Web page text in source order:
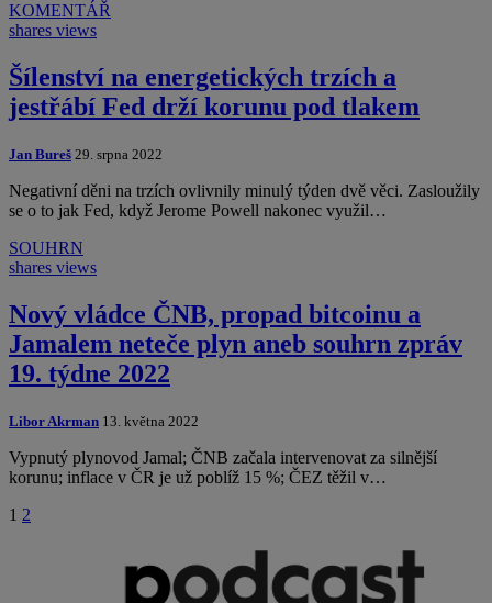
KOMENTÁŘ
shares views
Šílenství na energetických trzích a
jestřábí Fed drží korunu pod tlakem
Jan Bureš 29. srpna 2022
Negativní děni na trzích ovlivnily minulý týden dvě věci. Zasloužily
se o to jak Fed, když Jerome Powell nakonec využil…
SOUHRN
shares views
Nový vládce ČNB, propad bitcoinu a
Jamalem neteče plyn aneb souhrn zpráv
19. týdne 2022
Libor Akrman 13. května 2022
Vypnutý plynovod Jamal; ČNB začala intervenovat za silnější
korunu; inflace v ČR je už poblíž 15 %; ČEZ těžil v…
1 2